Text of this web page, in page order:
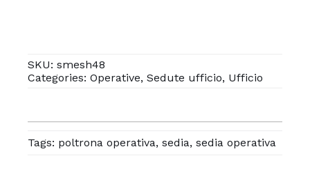
SKU: smesh48
Categories: Operative, Sedute ufficio, Ufficio
Tags: poltrona operativa, sedia, sedia operativa